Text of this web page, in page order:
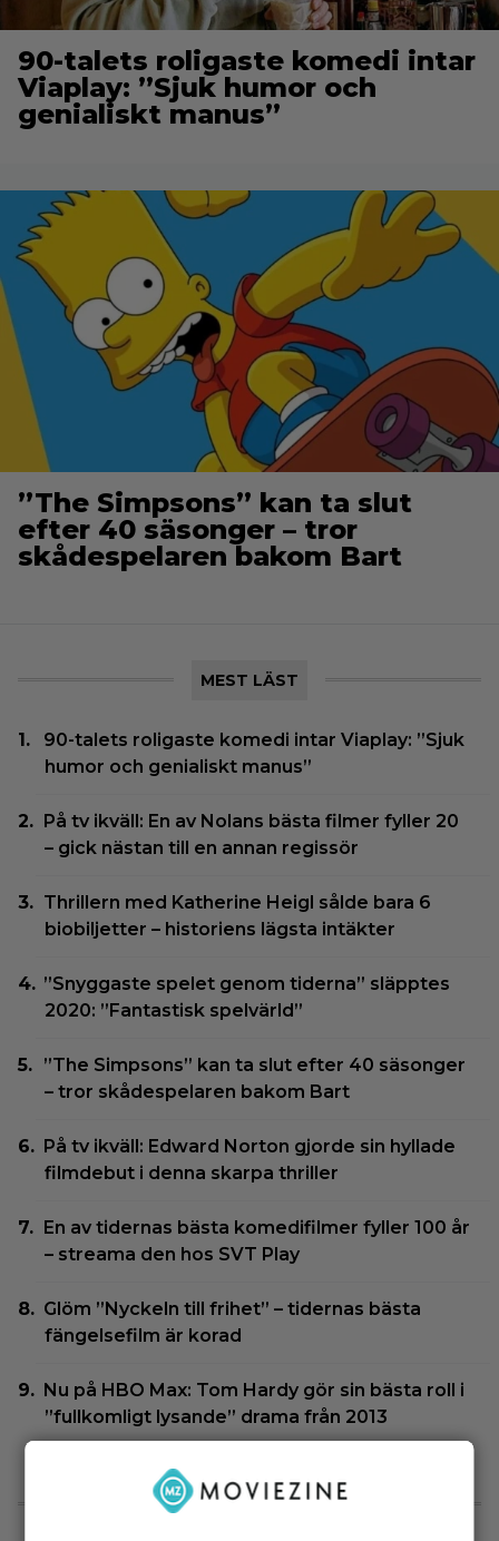
90-talets roligaste komedi intar
Viaplay: ”Sjuk humor och
genialiskt manus”
”The Simpsons” kan ta slut
efter 40 säsonger – tror
skådespelaren bakom Bart
MEST LÄST
90-talets roligaste komedi intar Viaplay: ”Sjuk
humor och genialiskt manus”
På tv ikväll: En av Nolans bästa filmer fyller 20
– gick nästan till en annan regissör
Thrillern med Katherine Heigl sålde bara 6
biobiljetter – historiens lägsta intäkter
”Snyggaste spelet genom tiderna” släpptes
2020: ”Fantastisk spelvärld”
”The Simpsons” kan ta slut efter 40 säsonger
– tror skådespelaren bakom Bart
På tv ikväll: Edward Norton gjorde sin hyllade
filmdebut i denna skarpa thriller
En av tidernas bästa komedifilmer fyller 100 år
– streama den hos SVT Play
Glöm ”Nyckeln till frihet” – tidernas bästa
fängelsefilm är korad
Nu på HBO Max: Tom Hardy gör sin bästa roll i
”fullkomligt lysande” drama från 2013
SENASTE NYTT